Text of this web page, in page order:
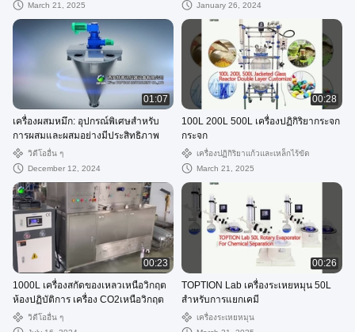
March 21, 2025
January 26, 2024
01:07
เครื่องผสมหมึก: อุปกรณ์พิเศษสําหรับ
การผสมและผสมอย่างมีประสิทธิภาพ
วิดีโออื่น ๆ
December 12, 2024
00:28
100L 200L 500L เครื่องปฏิกิริยากระจก
กระจก
เครื่องปฏิกิริยาแก้วและเหล็กไร้ขัด
March 21, 2025
00:23
1000L เครื่องสกัดของเหลวเหนือวิกฤต
ห้องปฏิบัติการ เครื่อง CO2เหนือวิกฤต
วิดีโออื่น ๆ
00:26
TOPTION Lab เครื่องระเหยหมุน 50L
สําหรับการแยกเคมี
เครื่องระเหยหมุน